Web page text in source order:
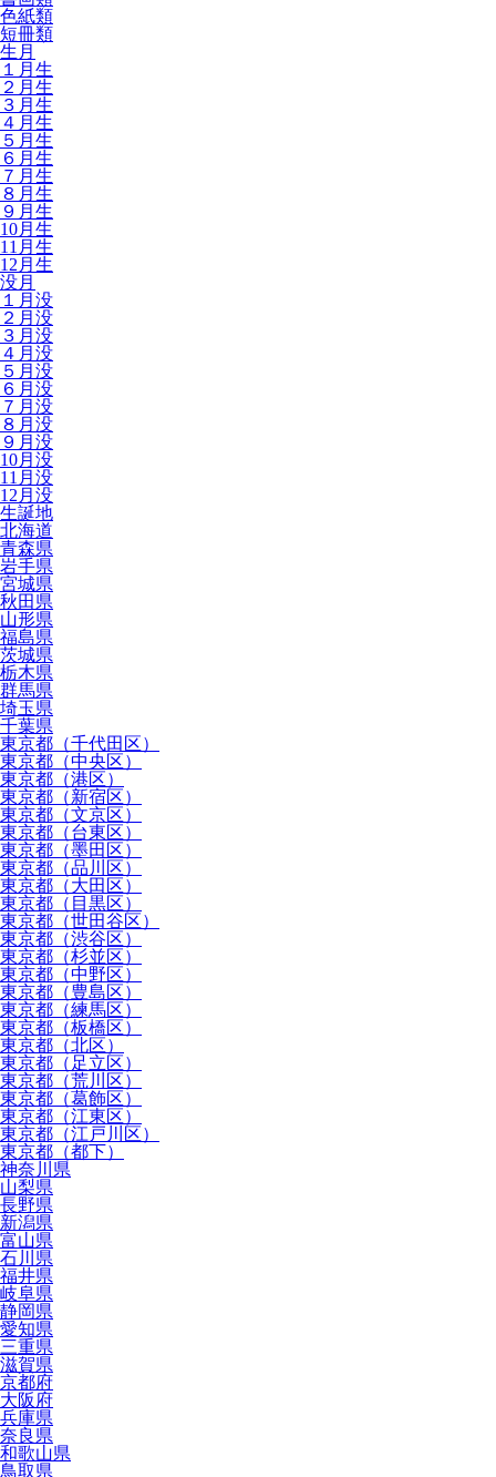
色紙類
短冊類
生月
１月生
２月生
３月生
４月生
５月生
６月生
７月生
８月生
９月生
10月生
11月生
12月生
没月
１月没
２月没
３月没
４月没
５月没
６月没
７月没
８月没
９月没
10月没
11月没
12月没
生誕地
北海道
青森県
岩手県
宮城県
秋田県
山形県
福島県
茨城県
栃木県
群馬県
埼玉県
千葉県
東京都（千代田区）
東京都（中央区）
東京都（港区）
東京都（新宿区）
東京都（文京区）
東京都（台東区）
東京都（墨田区）
東京都（品川区）
東京都（大田区）
東京都（目黒区）
東京都（世田谷区）
東京都（渋谷区）
東京都（杉並区）
東京都（中野区）
東京都（豊島区）
東京都（練馬区）
東京都（板橋区）
東京都（北区）
東京都（足立区）
東京都（荒川区）
東京都（葛飾区）
東京都（江東区）
東京都（江戸川区）
東京都（都下）
神奈川県
山梨県
長野県
新潟県
富山県
石川県
福井県
岐阜県
静岡県
愛知県
三重県
滋賀県
京都府
大阪府
兵庫県
奈良県
和歌山県
鳥取県